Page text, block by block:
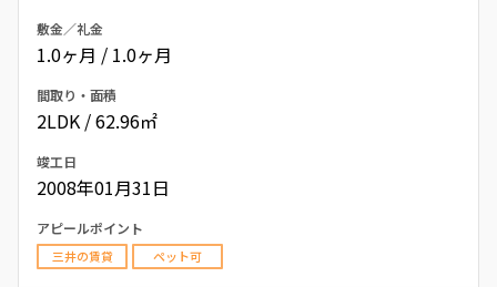
敷金／礼金
1.0ヶ月 / 1.0ヶ月
間取り・面積
2LDK / 62.96㎡
竣工日
2008年01月31日
アピールポイント
三井の賃貸 ペット可